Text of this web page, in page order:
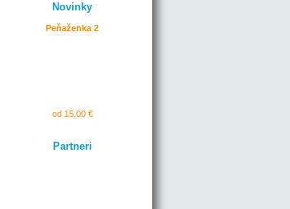
Novinky
Peňaženka 2
od 15,00 €
Partneri